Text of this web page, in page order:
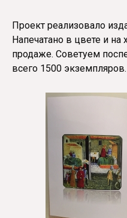
Проект реализовало
Напечатано в цвете и
продаже. Советуем
всего 1500 экземпляров.